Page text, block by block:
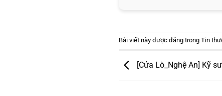
Bài viết này được đăng trong Tin
[Cửa Lò_Nghệ An] Kỹ